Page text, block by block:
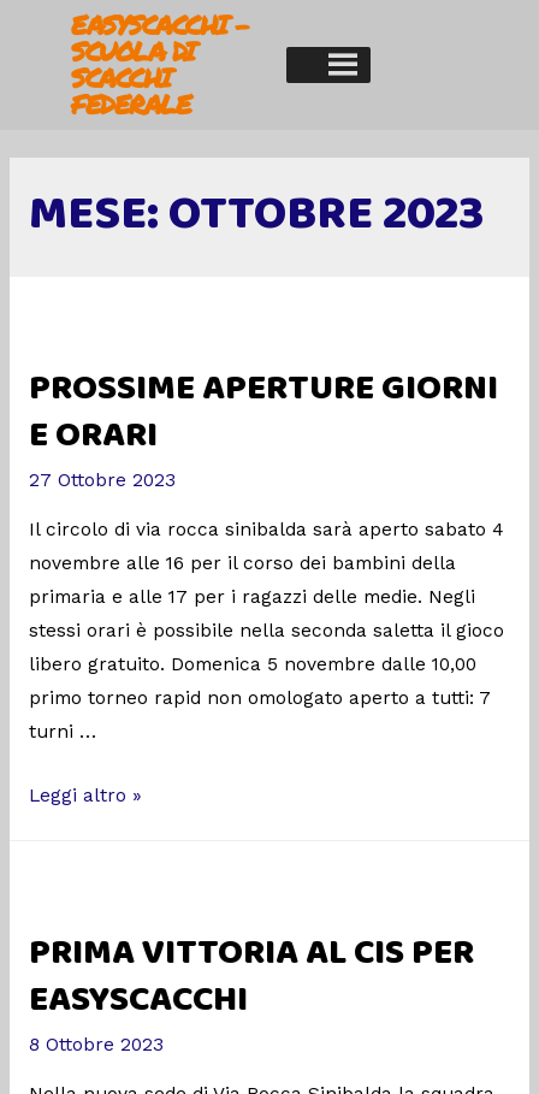
EASYSCACCHI -
SCUOLA DI
SCACCHI
FEDERALE
MESE:OTTOBRE 2023
PROSSIME APERTURE GIORNI
E ORARI
27 Ottobre 2023
Il circolo di via rocca sinibalda sarà aperto sabato 4
novembre alle 16 per il corso dei bambini della
primaria e alle 17 per i ragazzi delle medie. Negli
stessi orari è possibile nella seconda saletta il gioco
libero gratuito. Domenica 5 novembre dalle 10,00
primo torneo rapid non omologato aperto a tutti: 7
turni …
Leggi altro »
PRIMA VITTORIA AL CIS PER
EASYSCACCHI
8 Ottobre 2023